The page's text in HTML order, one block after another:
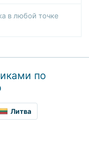
в любой точке
по
Литва